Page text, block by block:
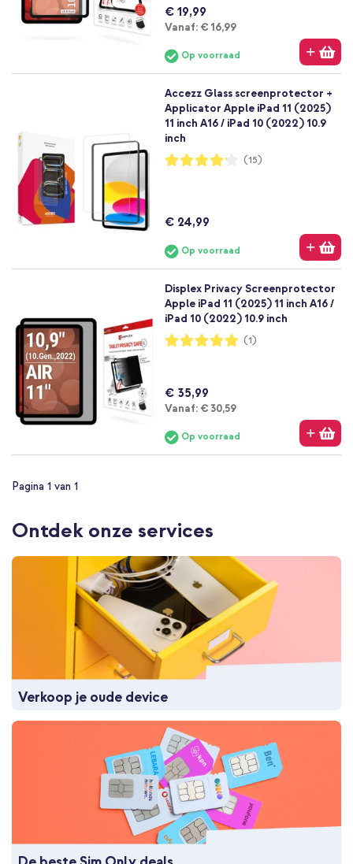
€ 19,99
Vanaf: Vanaf
€ 16,99
Op voorraad
Accezz Glass screenprotector +
Applicator Apple iPad 11 (2025)
11 inch A16 / iPad 10 (2022) 10.9
inch
Waardering:
83%
(15)
€ 24,99
Op voorraad
Displex Privacy Screenprotector
Apple iPad 11 (2025) 11 inch A16 /
iPad 10 (2022) 10.9 inch
Waardering:
100%
(1)
€ 35,99
Vanaf: Vanaf
€ 30,59
Op voorraad
Pagina 1 van 1
Ontdek onze services
Verkoop je oude device